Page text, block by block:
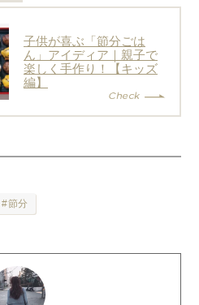
子供が喜ぶ「節分ごは
ん」アイディア｜親子で
楽しく手作り！【キッズ
編】
節分